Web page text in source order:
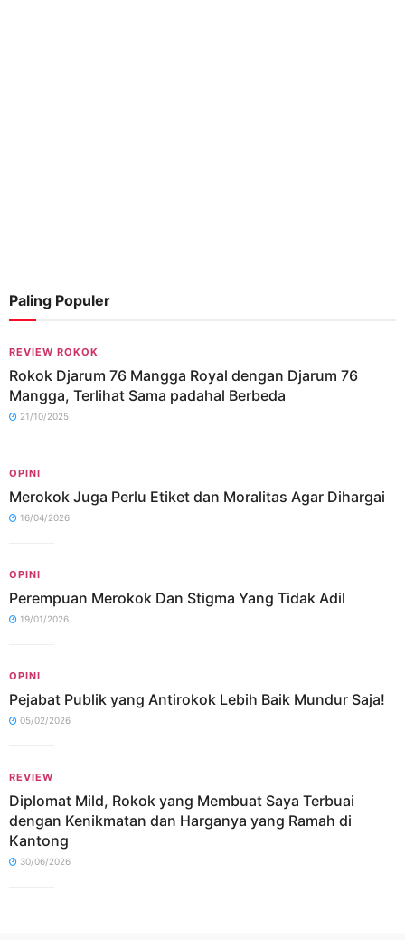
Paling Populer
REVIEW ROKOK
Rokok Djarum 76 Mangga Royal dengan Djarum 76
Mangga, Terlihat Sama padahal Berbeda
21/10/2025
OPINI
Merokok Juga Perlu Etiket dan Moralitas Agar Dihargai
16/04/2026
OPINI
Perempuan Merokok Dan Stigma Yang Tidak Adil
19/01/2026
OPINI
Pejabat Publik yang Antirokok Lebih Baik Mundur Saja!
05/02/2026
REVIEW
Diplomat Mild, Rokok yang Membuat Saya Terbuai
dengan Kenikmatan dan Harganya yang Ramah di
Kantong
30/06/2026